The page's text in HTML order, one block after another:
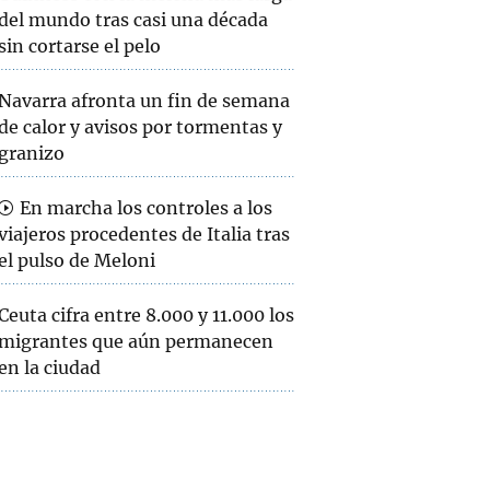
mundo tras casi una década
cortarse el pelo
afronta un fin de semana
calor y avisos por tormentas y
granizo
En marcha los controles a los
procedentes de Italia tras
pulso de Meloni
cifra entre 8.000 y 11.000 los
que aún permanecen
la ciudad